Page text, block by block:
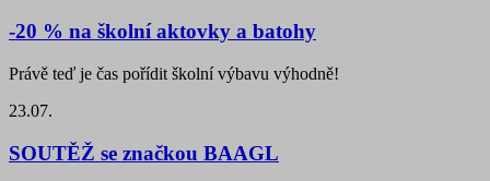
-20 % na školní aktovky a batohy
Právě teď je čas pořídit školní výbavu výhodně!
23.07.
SOUTĚŽ se značkou BAAGL